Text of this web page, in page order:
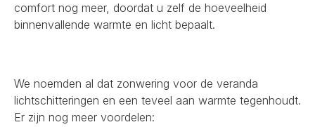
comfort nog meer, doordat u zelf de hoeveelheid
binnenvallende warmte en licht bepaalt.
We noemden al dat zonwering voor de veranda
lichtschitteringen en een teveel aan warmte tegenhoudt.
Er zijn nog meer voordelen: